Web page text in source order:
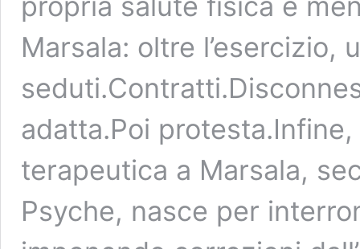
Marsala: oltre
adatta.Poi
terapeutica a Marsala,
Psyche, nasce per